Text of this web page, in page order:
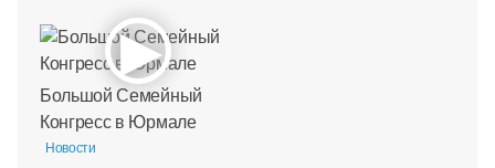
Большой Семейный
Конгресс в Юрмале
Новости